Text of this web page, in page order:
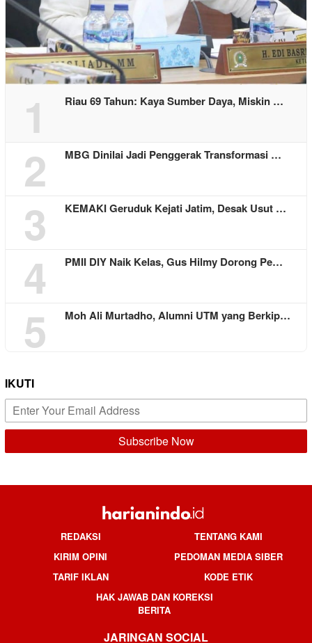
1 Riau 69 Tahun: Kaya Sumber Daya, Miskin …
2 MBG Dinilai Jadi Penggerak Transformasi …
3 KEMAKI Geruduk Kejati Jatim, Desak Usut …
4 PMII DIY Naik Kelas, Gus Hilmy Dorong Pe…
5 Moh Ali Murtadho, Alumni UTM yang Berkip…
IKUTI
REDAKSI
TENTANG KAMI
KIRIM OPINI
PEDOMAN MEDIA SIBER
TARIF IKLAN
KODE ETIK
HAK JAWAB DAN KOREKSI
BERITA
JARINGAN SOCIAL